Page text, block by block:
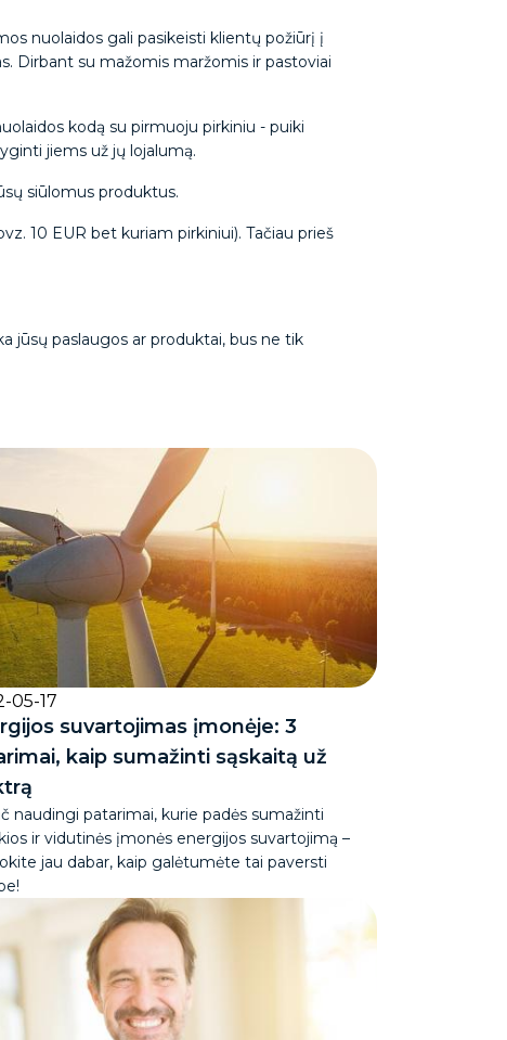
nuolaidos gali pasikeisti klientų požiūrį į
Dirbant su mažomis maržomis ir pastoviai
kodą su pirmuoju pirkiniu - puiki
jiems už jų lojalumą.
siūlomus produktus.
10 EUR bet kuriam pirkiniui). Tačiau prieš
jūsų paslaugos ar produktai, bus ne tik
05-17
suvartojimas įmonėje: 3
kaip sumažinti sąskaitą už
naudingi patarimai, kurie padės sumažinti
ir vidutinės įmonės energijos suvartojimą –
jau dabar, kaip galėtumėte tai paversti